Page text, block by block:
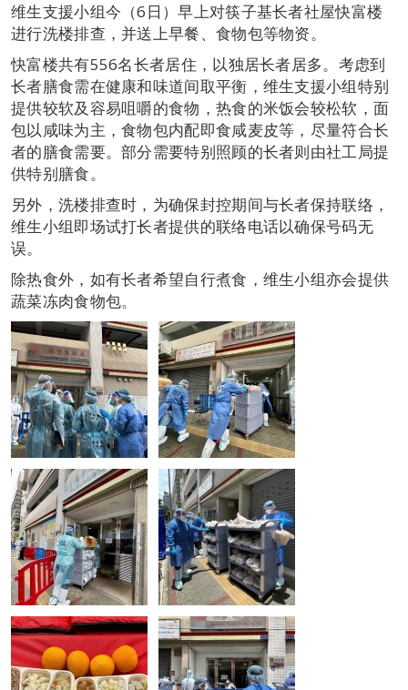
维生支援小组今（6日）早上对筷子基长者社屋快富楼
进行洗楼排查，并送上早餐、食物包等物资。
快富楼共有556名长者居住，以独居长者居多。考虑到
长者膳食需在健康和味道间取平衡，维生支援小组特别
提供较软及容易咀嚼的食物，热食的米饭会较松软，面
包以咸味为主，食物包内配即食咸麦皮等，尽量符合长
者的膳食需要。部分需要特别照顾的长者则由社工局提
供特别膳食。
另外，洗楼排查时，为确保封控期间与长者保持联络，
维生小组即场试打长者提供的联络电话以确保号码无
误。
除热食外，如有长者希望自行煮食，维生小组亦会提供
蔬菜冻肉食物包。